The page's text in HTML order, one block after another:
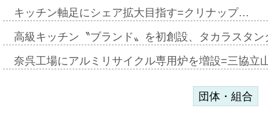
キッチン軸足にシェア拡大目指す=クリナップ…
高級キッチン〝ブランド〟を初創設、タカラスタ
奈呉工場にアルミリサイクル専用炉を増設=三協立
団体・組合